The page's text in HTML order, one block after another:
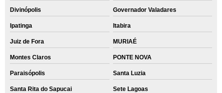
Divinópolis Governador Valadares
Ipatinga Itabira
Juiz de Fora MURIAÉ
Montes Claros PONTE NOVA
Paraisópolis Santa Luzia
Santa Rita do Sapucai Sete Lagoas